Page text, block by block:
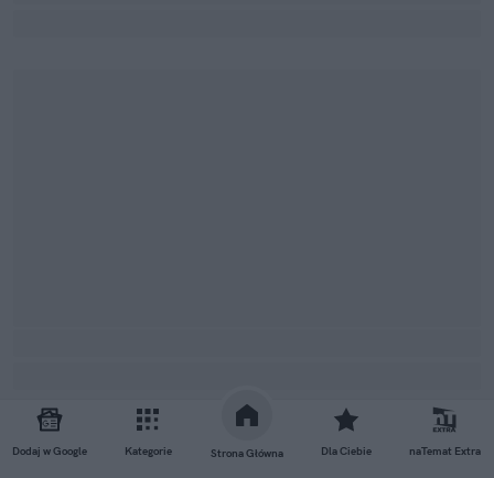
Dodaj w Google Kategorie Strona Główna Dla Ciebie naTemat Extra